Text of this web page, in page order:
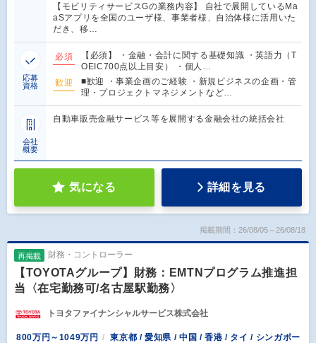
【モビリティサービスGの業務内容】 自社で展開しているMa
aSアプリを全国のユーザ様、事業者様、自治体様に活用いた
だき、移…
応募
資格
必須
【必須】 ・金融・会計に関する基礎知識 ・英語力（T
OEIC700点以上目安） ・個人…
歓迎
■歓迎 ・事業企画のご経験 ・新規ビジネスの企画・管
理・プロジェクトマネジメントなど…
会社
概要
自動車販売金融サービス等を展開する金融会社の統括会社
気になる 詳細を見る
掲載期間：26/08/05～26/08/18
再掲載 財務・コントローラー
【TOYOTAグループ】財務：EMTNプログラム推進担
当〈在宅勤務可/名古屋駅勤務〉
トヨタファイナンシャルサービス株式会社
800万円～1049万円
東京都 / 愛知県 / 中国 / 香港 / タイ / シンガポー